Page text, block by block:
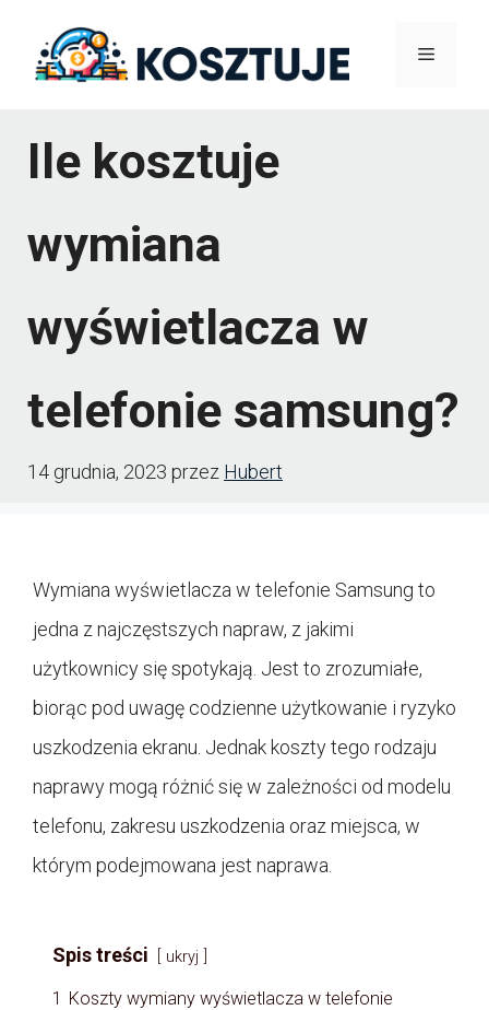
Menu
Ile kosztuje
wymiana
wyświetlacza w
telefonie samsung?
14 grudnia, 2023 przez Hubert
Wymiana wyświetlacza w telefonie Samsung to
jedna z najczęstszych napraw, z jakimi
użytkownicy się spotykają. Jest to zrozumiałe,
biorąc pod uwagę codzienne użytkowanie i ryzyko
uszkodzenia ekranu. Jednak koszty tego rodzaju
naprawy mogą różnić się w zależności od modelu
telefonu, zakresu uszkodzenia oraz miejsca, w
którym podejmowana jest naprawa.
Spis treści ukryj
1 Koszty wymiany wyświetlacza w telefonie